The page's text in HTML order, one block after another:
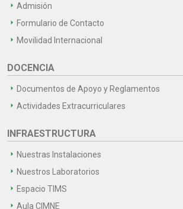
Admisión
Formulario de Contacto
Movilidad Internacional
DOCENCIA
Documentos de Apoyo y Reglamentos
Actividades Extracurriculares
INFRAESTRUCTURA
Nuestras Instalaciones
Nuestros Laboratorios
Espacio TIMS
Aula CIMNE